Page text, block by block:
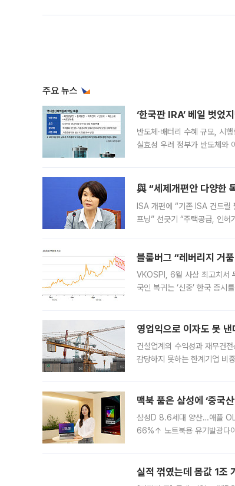
주요 뉴스
‘한국판 IRA’ 베일 벗었
반도체·배터리 수혜 규모, 시
실효성 우려 정부가 반도체와
與 “세제개편안 다양한
ISA 개편에 “기존 ISA 건드릴
프닝” 선긋기 “주택공급, 인
블룸버그 “레버리지 거
VKOSPI, 6월 사상 최고치서
국인 복귀는 ‘신중’ 한국 증시
영업익으로 이자도 못
건설업계의 수익성과 재무건
감당하지 못하는 한계기업 비
맥북 품은 삼성에 ‘중국
삼성D 8.6세대 양산…애플
66%↑ 노트북용 유기발광다
실적 꺾였는데 몸값 1